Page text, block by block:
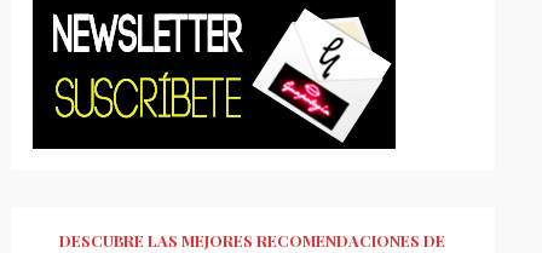
DESCUBRE LAS MEJORES RECOMENDACIONES DE